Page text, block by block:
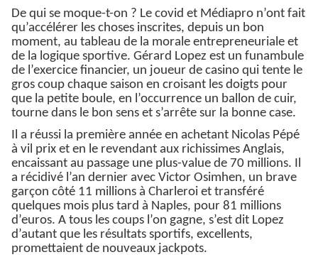
De qui se moque-t-on ? Le covid et Médiapro n’ont fait
qu’accélérer les choses inscrites, depuis un bon
moment, au tableau de la morale entrepreneuriale et
de la logique sportive. Gérard Lopez est un funambule
de l’exercice financier, un joueur de casino qui tente le
gros coup chaque saison en croisant les doigts pour
que la petite boule, en l’occurrence un ballon de cuir,
tourne dans le bon sens et s’arrête sur la bonne case.
Il a réussi la première année en achetant Nicolas Pépé
à vil prix et en le revendant aux richissimes Anglais,
encaissant au passage une plus-value de 70 millions. Il
a récidivé l’an dernier avec Victor Osimhen, un brave
garçon côté 11 millions à Charleroi et transféré
quelques mois plus tard à Naples, pour 81 millions
d’euros. A tous les coups l’on gagne, s’est dit Lopez
d’autant que les résultats sportifs, excellents,
promettaient de nouveaux jackpots.